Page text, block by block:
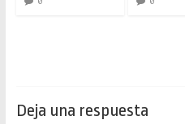
Deja una respuesta